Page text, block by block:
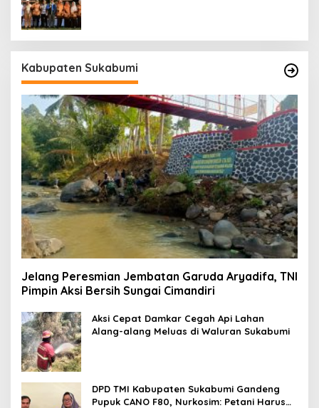
Kabupaten Sukabumi
Jelang Peresmian Jembatan Garuda Aryadifa, TNI
Pimpin Aksi Bersih Sungai Cimandiri
Aksi Cepat Damkar Cegah Api Lahan
Alang-alang Meluas di Waluran Sukabumi
DPD TMI Kabupaten Sukabumi Gandeng
Pupuk CANO F80, Nurkosim: Petani Harus